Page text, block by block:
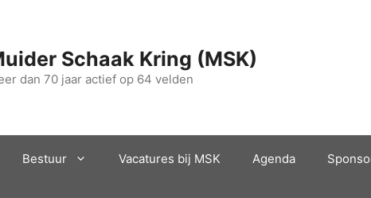
Schaak Kring (MSK)
dan 70 jaar actief op 64 velden
Bestuur Vacatures bij MSK Agenda